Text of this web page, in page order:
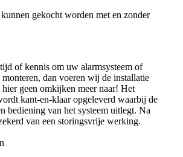
gekocht worden met en zonder
of kennis om uw alarmsysteem of
monteren, dan voeren wij de installatie
geen omkijken meer naar! Het
kant-en-klaar opgeleverd waarbij de
bediening van het systeem uitlegt. Na
van een storingsvrije werking.